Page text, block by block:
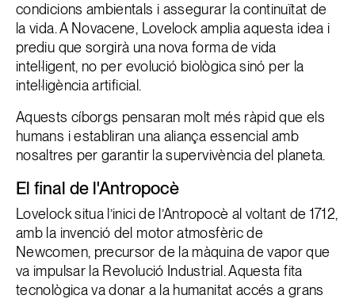
condicions ambientals i assegurar la continuïtat de
la vida. A Novacene, Lovelock amplia aquesta idea i
prediu que sorgirà una nova forma de vida
intel·ligent, no per evolució biològica sinó per la
intel·ligència artificial.
Aquests cíborgs pensaran molt més ràpid que els
humans i establiran una aliança essencial amb
nosaltres per garantir la supervivència del planeta.
El final de l'Antropocè
Lovelock situa l’inici de l’Antropocè al voltant de 1712,
amb la invenció del motor atmosfèric de
Newcomen, precursor de la màquina de vapor que
va impulsar la Revolució Industrial. Aquesta fita
tecnològica va donar a la humanitat accés a grans